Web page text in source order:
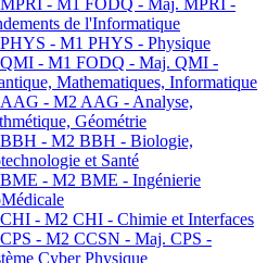
- M1 FODQ - Maj. MPRI -
de l'Informatique
- M1 PHYS - Physique
- M1 FODQ - Maj. QMI -
Mathematiques, Informatique
- M2 AAG - Analyse,
Géométrie
- M2 BBH - Biologie,
et Santé
- M2 BME - Ingénierie
- M2 CHI - Chimie et Interfaces
- M2 CCSN - Maj. CPS -
Cyber Physique